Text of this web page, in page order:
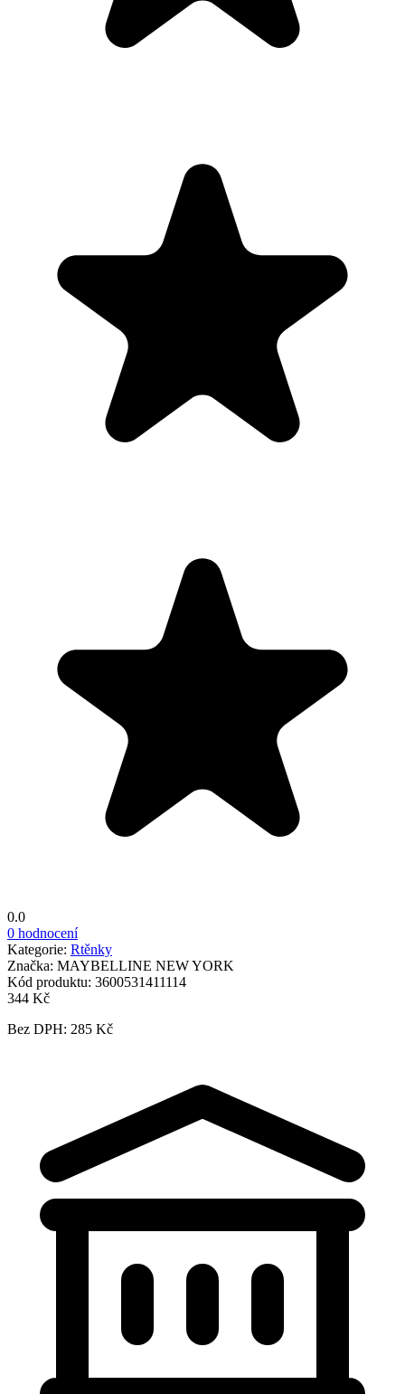
0.0
0 hodnocení
Kategorie: Rtěnky
Značka: MAYBELLINE NEW YORK
Kód produktu: 3600531411114
344 Kč
Bez DPH: 285 Kč